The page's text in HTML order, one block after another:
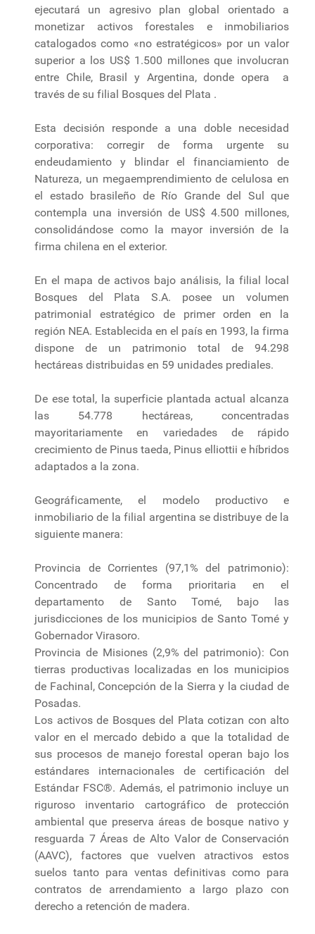
ejecutará un agresivo plan global orientado a
monetizar activos forestales e inmobiliarios
catalogados como «no estratégicos» por un valor
superior a los US$ 1.500 millones que involucran
entre Chile, Brasil y Argentina, donde opera a
través de su filial Bosques del Plata .
Esta decisión responde a una doble necesidad
corporativa: corregir de forma urgente su
endeudamiento y blindar el financiamiento de
Natureza, un megaemprendimiento de celulosa en
el estado brasileño de Río Grande del Sul que
contempla una inversión de US$ 4.500 millones,
consolidándose como la mayor inversión de la
firma chilena en el exterior.
En el mapa de activos bajo análisis, la filial local
Bosques del Plata S.A. posee un volumen
patrimonial estratégico de primer orden en la
región NEA. Establecida en el país en 1993, la firma
dispone de un patrimonio total de 94.298
hectáreas distribuidas en 59 unidades prediales.
De ese total, la superficie plantada actual alcanza
las 54.778 hectáreas, concentradas
mayoritariamente en variedades de rápido
crecimiento de Pinus taeda, Pinus elliottii e híbridos
adaptados a la zona.
Geográficamente, el modelo productivo e
inmobiliario de la filial argentina se distribuye de la
siguiente manera:
Provincia de Corrientes (97,1% del patrimonio):
Concentrado de forma prioritaria en el
departamento de Santo Tomé, bajo las
jurisdicciones de los municipios de Santo Tomé y
Gobernador Virasoro.
Provincia de Misiones (2,9% del patrimonio): Con
tierras productivas localizadas en los municipios
de Fachinal, Concepción de la Sierra y la ciudad de
Posadas.
Los activos de Bosques del Plata cotizan con alto
valor en el mercado debido a que la totalidad de
sus procesos de manejo forestal operan bajo los
estándares internacionales de certificación del
Estándar FSC®. Además, el patrimonio incluye un
riguroso inventario cartográfico de protección
ambiental que preserva áreas de bosque nativo y
resguarda 7 Áreas de Alto Valor de Conservación
(AAVC), factores que vuelven atractivos estos
suelos tanto para ventas definitivas como para
contratos de arrendamiento a largo plazo con
derecho a retención de madera.